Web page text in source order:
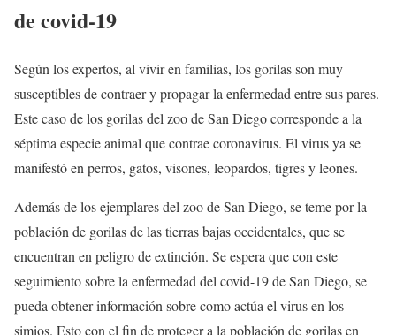
de covid-19
Según los expertos, al vivir en familias, los gorilas son muy
susceptibles de contraer y propagar la enfermedad entre sus pares.
Este caso de los gorilas del zoo de San Diego corresponde a la
séptima especie animal que contrae coronavirus. El virus ya se
manifestó en perros, gatos, visones, leopardos, tigres y leones.
Además de los ejemplares del zoo de San Diego, se teme por la
población de gorilas de las tierras bajas occidentales, que se
encuentran en peligro de extinción. Se espera que con este
seguimiento sobre la enfermedad del covid-19 de San Diego, se
pueda obtener información sobre como actúa el virus en los
simios. Esto con el fin de proteger a la población de gorilas en